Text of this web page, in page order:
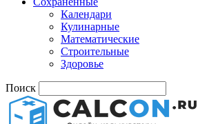
Календари
Кулинарные
Математические
Строительные
Здоровье
Поиск